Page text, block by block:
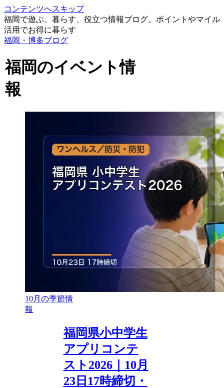
コンテンツへスキップ
福岡で遊ぶ、暮らす、役立つ情報ブログ。ポイントやマイル
活用でお得に暮らす
福岡・博多ブログ
福岡のイベント情
報
10月の季節情
報
福岡県小中学生
アプリコンテ
スト2026｜10月
23日17時締切・